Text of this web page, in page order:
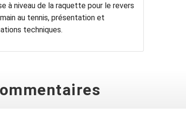
à niveau de la raquette pour le revers
au tennis, présentation et
techniques.